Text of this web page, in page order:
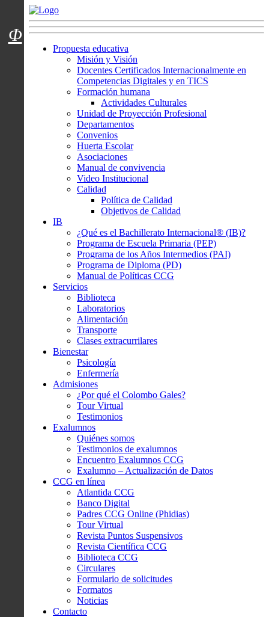
Menú usuarios
Propuesta educativa
Misión y Visión
Docentes Certificados Internacionalmente en
Competencias Digitales y en TICS
Formación humana
Actividades Culturales
Unidad de Proyección Profesional
Departamentos
Convenios
Huerta Escolar
Asociaciones
Manual de convivencia
Video Institucional
Calidad
Política de Calidad
Objetivos de Calidad
IB
¿Qué es el Bachillerato Internacional® (IB)?
Programa de Escuela Primaria (PEP)
Programa de los Años Intermedios (PAI)
Programa de Diploma (PD)
Manual de Políticas CCG
Servicios
Biblioteca
Laboratorios
Alimentación
Transporte
Clases extracurrilares
Bienestar
Psicología
Enfermería
Admisiones
¿Por qué el Colombo Gales?
Tour Virtual
Testimonios
Exalumnos
Quiénes somos
Testimonios de exalumnos
Encuentro Exalumnos CCG
Exalumno – Actualización de Datos
CCG en línea
Atlantida CCG
Banco Digital
Padres CCG Online (Phidias)
Tour Virtual
Revista Puntos Suspensivos
Revista Científica CCG
Biblioteca CCG
Circulares
Formulario de solicitudes
Formatos
Noticias
Contacto
Φ